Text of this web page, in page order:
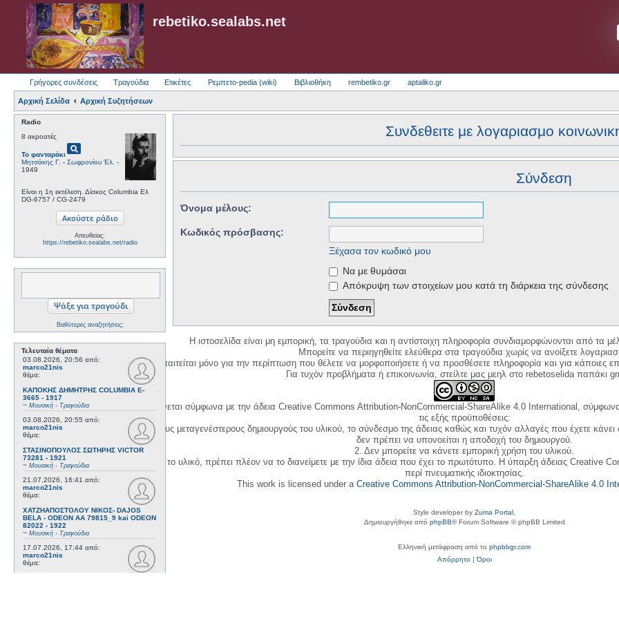
rebetiko.sealabs.net
Γρήγορες συνδέσεις Τραγούδια Ετικέτες Ρεμπετο-pedia (wiki) Βιβλιοθήκη rembetiko.gr aptaliko.gr
Αρχική Σελίδα Αρχική Συζητήσεων
Radio
8 ακροατές
Το φανταράκι pageview
Μητσάκης Γ. - Σωφρονίου Έλ. -
1949
Είναι η 1η εκτέλεση. Δίσκος Columbia Ελ
DG-6757 / CG-2479
Απευθείας:
https://rebetiko.sealabs.net/radio
Βαθύτερες αναζητήσεις;
Τελευταία θέματα
03.08.2026, 20:56 από:
marco21nis
θέμα:
ΚΑΠΟΚΗΣ ΔΗΜΗΤΡΗΣ COLUMBIA E-
3665 - 1917
~ Μουσική - Τραγούδια
03.08.2026, 20:55 από:
marco21nis
θέμα:
ΣΤΑΣΙΝΟΠΟΥΛΟΣ ΣΩΤΗΡΗΣ VICTOR
73281 - 1921
~ Μουσική - Τραγούδια
21.07.2026, 16:41 από:
marco21nis
θέμα:
ΧΑΤΖΗΑΠΟΣΤΟΛΟΥ ΝΙΚΟΣ- DAJOS
BELA - ODEON AA 79815_9 kai ODEON
82022 - 1922
~ Μουσική - Τραγούδια
17.07.2026, 17:44 από:
marco21nis
θέμα:
Συνδεθειτε με λογαριασμο
Σύνδεση
Όνομα μέλους:
Κωδικός πρόσβασης:
Ξέχασα τον κωδικό μου
Να με θυμάσαι
Απόκρυψη των στοιχείων μου κατά τη διάρκεια της σύνδεσης
Η ιστοσελίδα είναι μη εμπορική, τα τραγούδια και η αντίστοιχη πληροφορία συνδιαμορφώνονται από τα
Μπορείτε να περιηγηθείτε ελεύθερα στα τραγούδια χωρίς να ανοίξετε
Η δημιουργία λογαριασμού απαιτείται μόνο για την περίπτωση που θέλετε να μορφοποιήσετε ή να προσθέσετε πληροφορία και για κάποιες
Για τυχόν προβλήματα ή επικοινωνία, στείλτε μας μεηλ στο rebetoselida παπάκι
Η χρήση του υλικού της σελίδας γίνεται σύμφωνα με την άδεια Creative Commons Attribution-NonCommercial-ShareAlike 4.0 International, σύμφωνα
τις εξής προϋποθέσεις:
1. Να αναφέρετε τον αρχικό και τους μεταγενέστερους δημιουργούς του υλικού, το σύνδεσμο της άδειας καθώς και τυχόν αλλαγές που έχετε
δεν πρέπει να υπονοείται η αποδοχή του δημιουργού.
2. Δεν μπορείτε να κάνετε εμπορική χρήση του υλικού.
3. Αν διασκευάσετε με κάθε τρόπο το υλικό, πρέπει πλέον να το διανείμετε με την ίδια άδεια που έχει το πρωτότυπο. Η ύπαρξη άδειας Creative
περί πνευματικής ιδιοκτησίας.
This work is licensed under a Creative Commons Attribution-NonCommercial-ShareAlike 4.0
Style developer by Zuma Portal
Δημιουργήθηκε από phpBB® Forum Software © phpBB Limited
Ελληνική μετάφραση από το phpbbgr.com
Απόρρητο|Όροι